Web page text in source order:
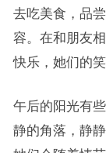
去吃美食，品
容。在和朋友
快乐，她们的
午后的阳光有
静的角落，静